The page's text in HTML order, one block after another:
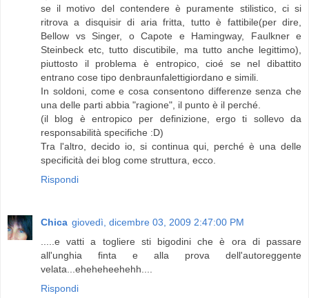
se il motivo del contendere è puramente stilistico, ci si
ritrova a disquisir di aria fritta, tutto è fattibile(per dire,
Bellow vs Singer, o Capote e Hamingway, Faulkner e
Steinbeck etc, tutto discutibile, ma tutto anche legittimo),
piuttosto il problema è entropico, cioé se nel dibattito
entrano cose tipo denbraunfalettigiordano e simili.
In soldoni, come e cosa consentono differenze senza che
una delle parti abbia "ragione", il punto è il perché.
(il blog è entropico per definizione, ergo ti sollevo da
responsabilità specifiche :D)
Tra l'altro, decido io, si continua qui, perché è una delle
specificità dei blog come struttura, ecco.
Rispondi
Chica giovedì, dicembre 03, 2009 2:47:00 PM
.....e vatti a togliere sti bigodini che è ora di passare
all'unghia finta e alla prova dell'autoreggente
velata...eheheheehehh....
Rispondi